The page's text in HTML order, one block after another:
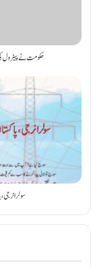
حکومت نے پیٹرول کی قیمت میں 3 روپے 05 پیسے فی
سولر